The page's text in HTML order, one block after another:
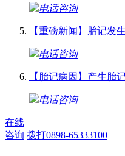
电话咨询
【重磅新闻】胎记发
电话咨询
【胎记病因】产生胎
电话咨询
在线
咨询 拨打0898-65333100